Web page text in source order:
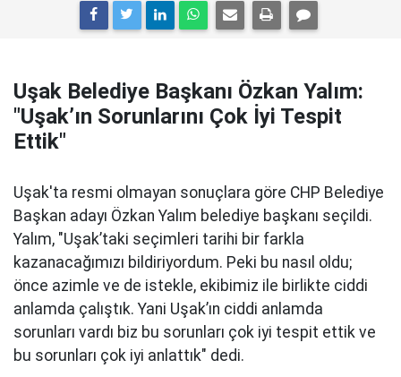
Uşak Belediye Başkanı Özkan Yalım:
"Uşak’ın Sorunlarını Çok İyi Tespit
Ettik"
Uşak'ta resmi olmayan sonuçlara göre CHP Belediye
Başkan adayı Özkan Yalım belediye başkanı seçildi.
Yalım, "Uşak’taki seçimleri tarihi bir farkla
kazanacağımızı bildiriyordum. Peki bu nasıl oldu;
önce azimle ve de istekle, ekibimiz ile birlikte ciddi
anlamda çalıştık. Yani Uşak’ın ciddi anlamda
sorunları vardı biz bu sorunları çok iyi tespit ettik ve
bu sorunları çok iyi anlattık" dedi.